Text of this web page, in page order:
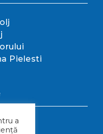
Pielesti
a